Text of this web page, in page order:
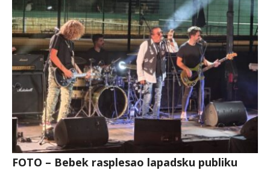
FOTO – Bebek rasplesao lapadsku publiku